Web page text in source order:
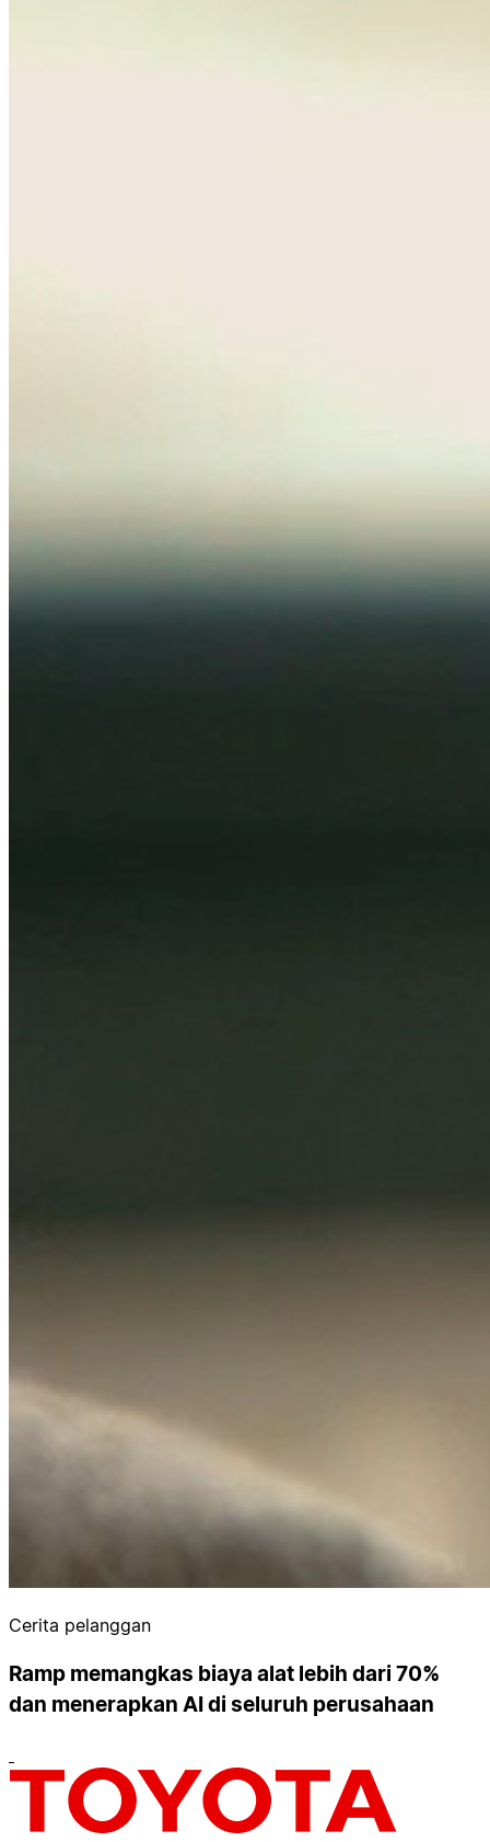
Cerita pelanggan
Ramp memangkas biaya alat lebih dari 70%
dan menerapkan AI di seluruh perusahaan